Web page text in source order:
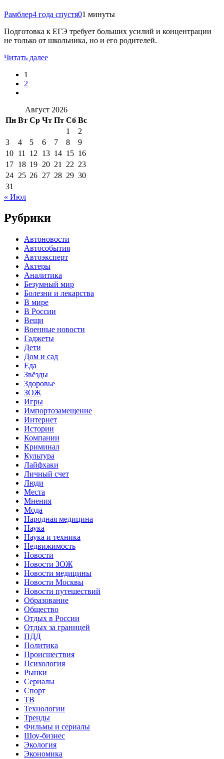
Рамблер4 года спустя01 минуты
Подготовка к ЕГЭ требует больших усилий и концентрации
не только от школьника, но и его родителей.
Читать далее
1
2
Август 2026
Пн Вт Ср Чт Пт Сб Вс
1
2
3
4 5 6 7 8
9
10 11 12 13 14 15 16
17 18 19 20 21 22 23
24 25 26 27 28 29 30
31
« Июл
Рубрики
Автоновости
Автособытия
Автоэксперт
Актеры
Аналитика
Безумный мир
Болезни и лекарства
В мире
В России
Вещи
Военные новости
Гаджеты
Дети
Дом и сад
Еда
Звёзды
Здоровье
ЗОЖ
Игры
Импортозамещение
Интернет
Истории
Компании
Криминал
Культура
Лайфхаки
Личный счет
Люди
Места
Мнения
Мода
Народная медицина
Наука
Наука и техника
Недвижимость
Новости
Новости ЗОЖ
Новости медицины
Новости Москвы
Новости путешествий
Образование
Общество
Отдых в России
Отдых за границей
ПДД
Политика
Происшествия
Психология
Рынки
Сериалы
Спорт
ТВ
Технологии
Тренды
Фильмы и сериалы
Шоу-бизнес
Экология
Экономика